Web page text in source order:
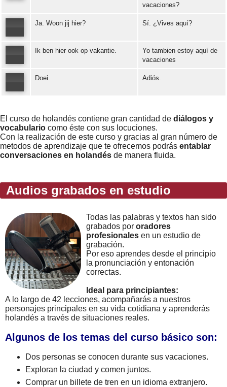
vacaciones?
Error loading: "https://www.idiomaspc.com/curso-aprender-holandes-basico/audio/3007.mp3"
Ja. Woon jij hier? Sí. ¿Vives aquí?
Ik ben hier ook op vakantie.
Yo tambien estoy aquí de
vacaciones
Doei. Adiós.
El curso de holandés contiene gran cantidad de diálogos y
vocabulario como éste con sus locuciones.
Con la realización de este curso y gracias al gran número de
metodos de aprendizaje que te ofrecemos podrás entablar
conversaciones en holandés de manera fluida.
Audios grabados en estudio
Todas las palabras y textos han sido
grabados por oradores
profesionales en un estudio de
grabación.
Por eso aprendes desde el principio
la pronunciación y entonación
correctas.
Ideal para principiantes:
A lo largo de 42 lecciones, acompañarás a nuestros
personajes principales en su vida cotidiana y aprenderás
holandés a través de situaciones reales.
Algunos de los temas del curso básico son:
Dos personas se conocen durante sus vacaciones.
Exploran la ciudad y comen juntos.
Comprar un billete de tren en un idioma extranjero.